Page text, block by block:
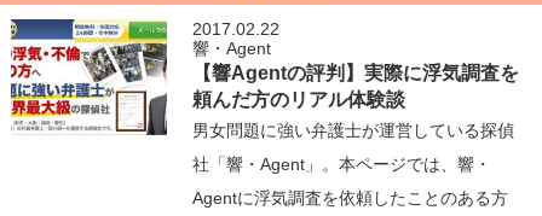
2017.02.22
響・Agent
【響Agentの評判】実際に浮気調査を
頼んだ方のリアル体験談
男女問題に強い弁護士が運営している探偵
社「響・Agent」。本ページでは、響・
Agentに浮気調査を依頼したことのある方